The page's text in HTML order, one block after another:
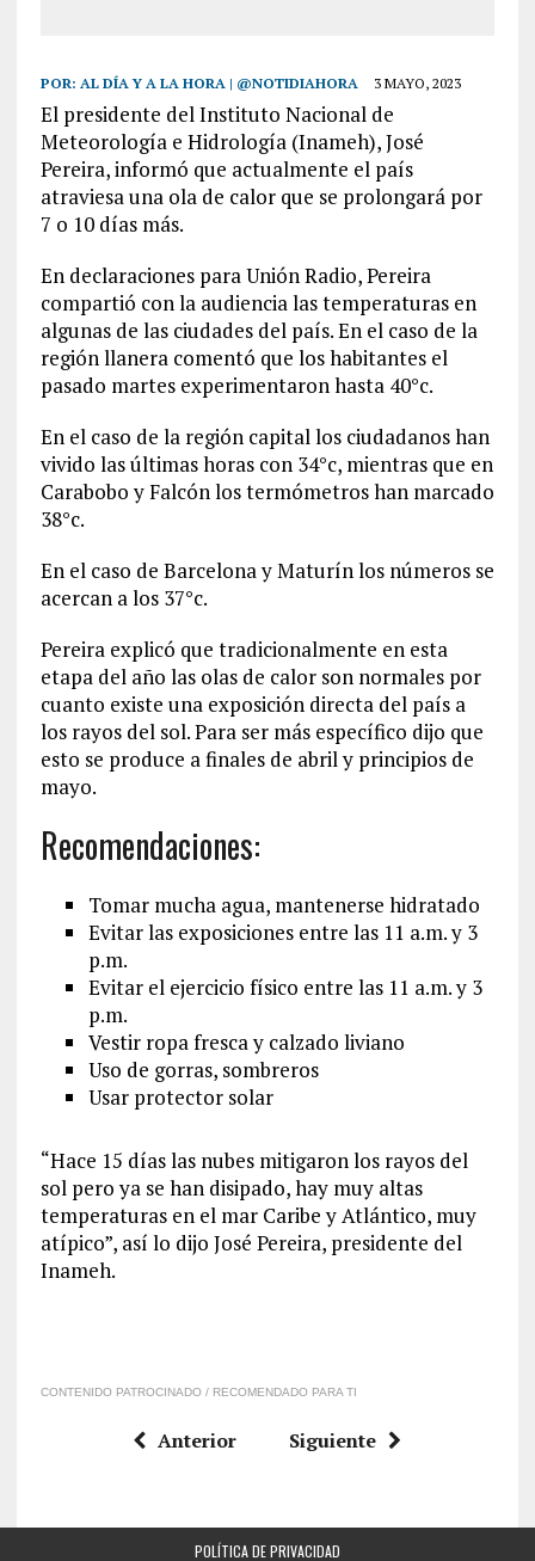
POR: AL DÍA Y A LA HORA | @NOTIDIAHORA 3 MAYO, 2023
El presidente del Instituto Nacional de
Meteorología e Hidrología (Inameh), José
Pereira, informó que actualmente el país
atraviesa una ola de calor que se prolongará por
7 o 10 días más.
En declaraciones para Unión Radio, Pereira
compartió con la audiencia las temperaturas en
algunas de las ciudades del país. En el caso de la
región llanera comentó que los habitantes el
pasado martes experimentaron hasta 40°c.
En el caso de la región capital los ciudadanos han
vivido las últimas horas con 34°c, mientras que en
Carabobo y Falcón los termómetros han marcado
38°c.
En el caso de Barcelona y Maturín los números se
acercan a los 37°c.
Pereira explicó que tradicionalmente en esta
etapa del año las olas de calor son normales por
cuanto existe una exposición directa del país a
los rayos del sol. Para ser más específico dijo que
esto se produce a finales de abril y principios de
mayo.
Recomendaciones:
Tomar mucha agua, mantenerse hidratado
Evitar las exposiciones entre las 11 a.m. y 3
p.m.
Evitar el ejercicio físico entre las 11 a.m. y 3
p.m.
Vestir ropa fresca y calzado liviano
Uso de gorras, sombreros
Usar protector solar
“Hace 15 días las nubes mitigaron los rayos del
sol pero ya se han disipado, hay muy altas
temperaturas en el mar Caribe y Atlántico, muy
atípico”, así lo dijo José Pereira, presidente del
Inameh.
CONTENIDO PATROCINADO / RECOMENDADO PARA TI
Anterior Siguiente
POLÍTICA DE PRIVACIDAD